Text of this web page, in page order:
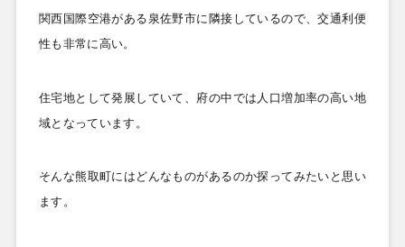
関西国際空港がある泉佐野市に隣接しているので、交通利便
性も非常に高い。
住宅地として発展していて、府の中では人口増加率の高い地
域となっています。
そんな熊取町にはどんなものがあるのか探ってみたいと思い
ます。